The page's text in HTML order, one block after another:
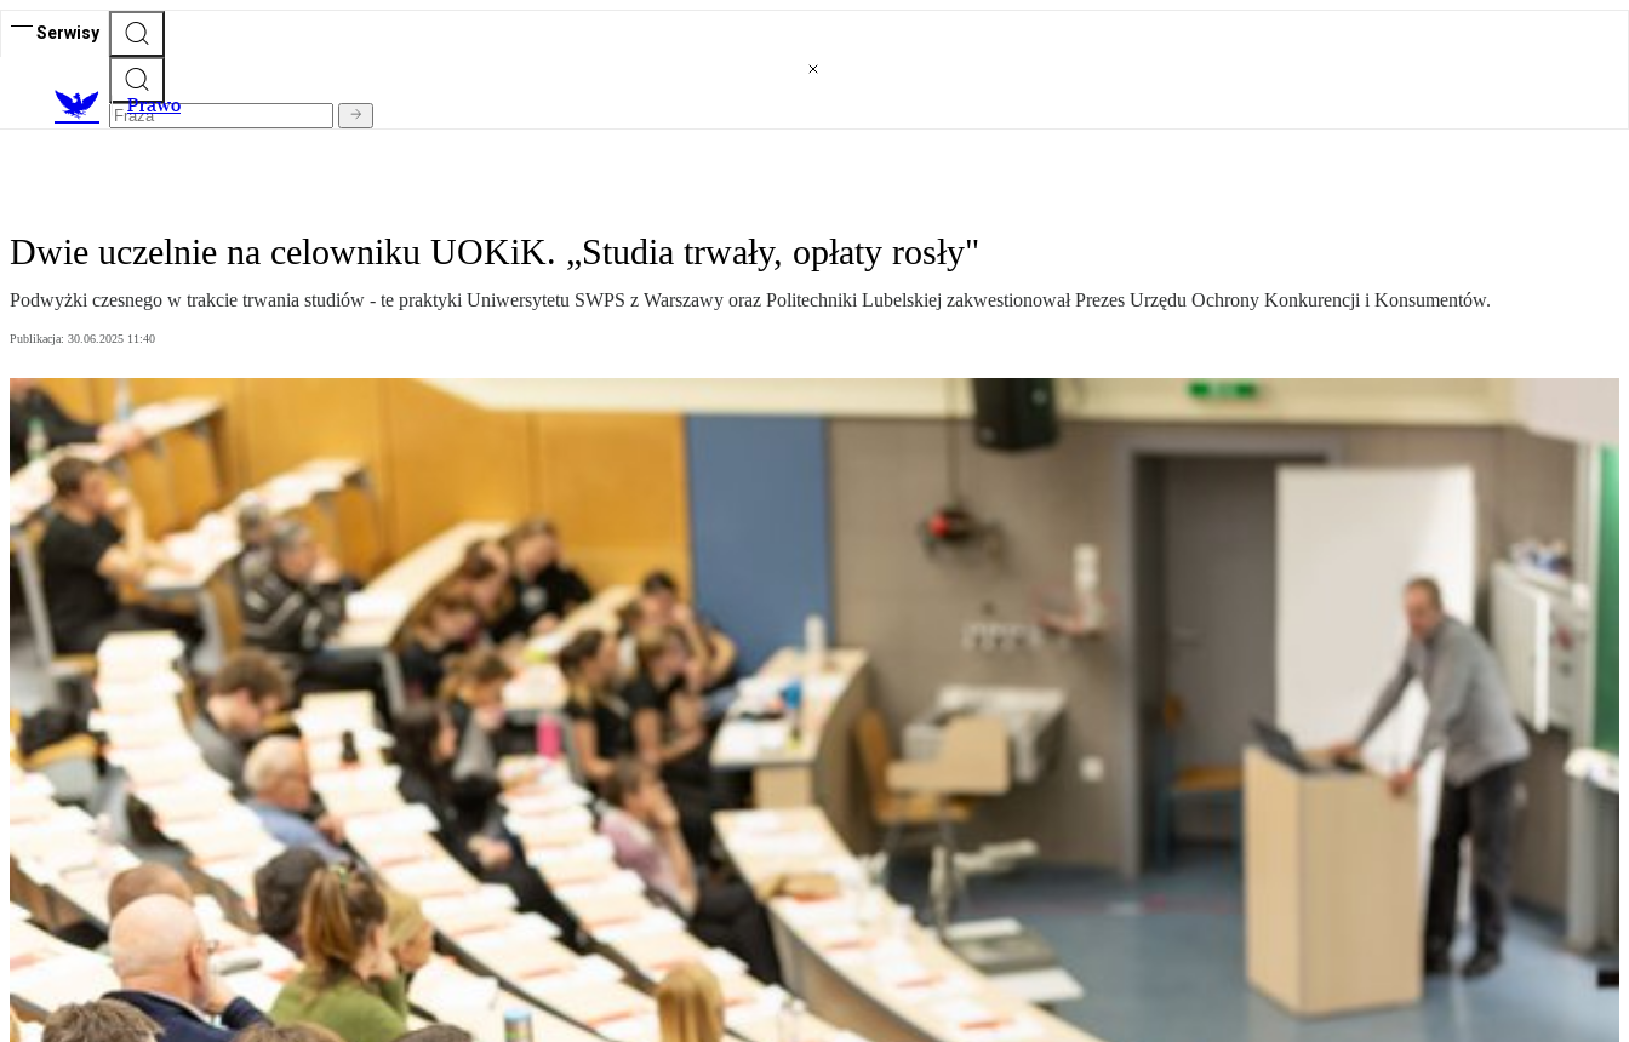
Serwisy
Prawo
Dwie uczelnie na celowniku UOKiK. „Studia trwały, opłaty rosły"
Podwyżki czesnego w trakcie trwania studiów - te praktyki Uniwersytetu SWPS z Warszawy oraz Politechniki Lubelskiej zakwestionował Prezes Urzędu Ochrony Konkurencji i Konsumentów.
Publikacja: 30.06.2025 11:40